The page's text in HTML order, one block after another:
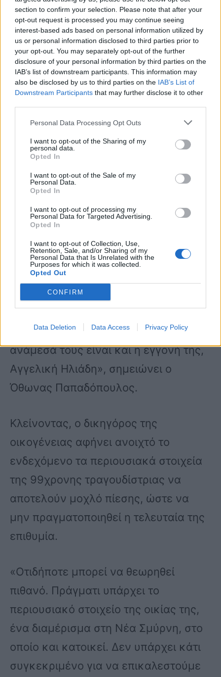
section to confirm your selection. Please note that after your
opt-out request is processed you may continue seeing
interest-based ads based on personal information utilized by
us or personal information disclosed to third parties prior to
your opt-out. You may separately opt-out of the further
disclosure of your personal information by third parties on the
IAB’s list of downstream participants. This information may
also be disclosed by us to third parties on the IAB’s List of
Downstream Participants that may further disclose it to other
Personal Data Processing Opt Outs
I want to opt-out of the Sharing of my
personal data.
Opted In
I want to opt-out of the Sale of my
Personal Data.
Opted In
I want to opt-out of processing my
Personal Data for Targeted Advertising.
Opted In
I want to opt-out of Collection, Use,
Retention, Sale, and/or Sharing of my
Personal Data that Is Unrelated with the
Purposes for which it was collected.
Opted Out
CONFIRM
Data Deletion Data Access Privacy Policy
προβλημάτων υγείας που
αντιμετωπίζει η κυρία Γκρέυ. Αυτό
ουσιαστικά σημαίνει ότι, είτε μπορεί
να τη μετακινήσει από το σπίτι, το
οποίο της ανήκει και η τελευταία της
επιθυμία είναι να περάσει εκεί τα
τελευταία χρόνια της ζωής της, είτε
να αναθέσει τη φύλαξή της σε
κάποιον οίκο ευγηρία», αναφέρει ο
κύριος Παπαδόπουλος, τονίζοντας ότι
επιθυμούν να αποτρέψουν.
«Έχουμε υποβάλει αίτημα, ώστε να
διοριστεί δικαστικός της
συμπαραστάτης η νύφη της, Έφη,
συνεπικουρούμενη από ομάδα
καλλιτεχνών αλλά και συγγενών –
ανάμεσά τους είναι και η εγγονή της,
Αγγελική Ηλιάδη», σημειώνει ο
Όθωνας Παπαδόπουλος.
Κλείνοντας, ο δικηγόρος της
οικογένειας αφήνει ανοιχτό το
ενδεχόμενο τα περιουσιακά στοιχεία
της 99χρονης τραγουδίστριας να
αποτελούν μοχλό πίεσης, ώστε να
μην πραγματοποιηθεί η τελευταία της
επιθυμία.
«Οτιδήποτε μπορεί να θεωρηθεί
πιθανό. Πράγματι υπάρχει το
περιουσιακό στοιχείο της οικίας της,
ένα διαμέρισμα στη Νέα Σμύρνη, στο
οποίο και κατοικεί. Δεν υπάρχει κάτι
συγκεκριμένο για να επικαλεστούμε